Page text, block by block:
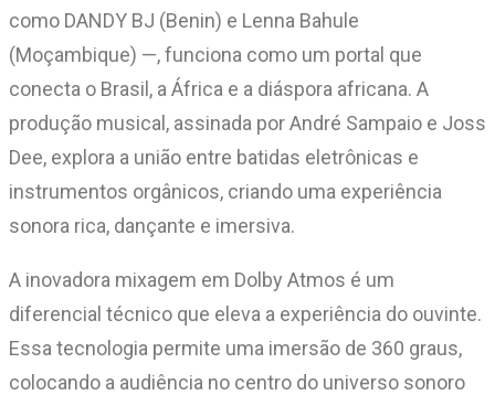
como DANDY BJ (Benin) e Lenna Bahule
(Moçambique) —, funciona como um portal que
conecta o Brasil, a África e a diáspora africana. A
produção musical, assinada por André Sampaio e Joss
Dee, explora a união entre batidas eletrônicas e
instrumentos orgânicos, criando uma experiência
sonora rica, dançante e imersiva.
A inovadora mixagem em Dolby Atmos é um
diferencial técnico que eleva a experiência do ouvinte.
Essa tecnologia permite uma imersão de 360 graus,
colocando a audiência no centro do universo sonoro